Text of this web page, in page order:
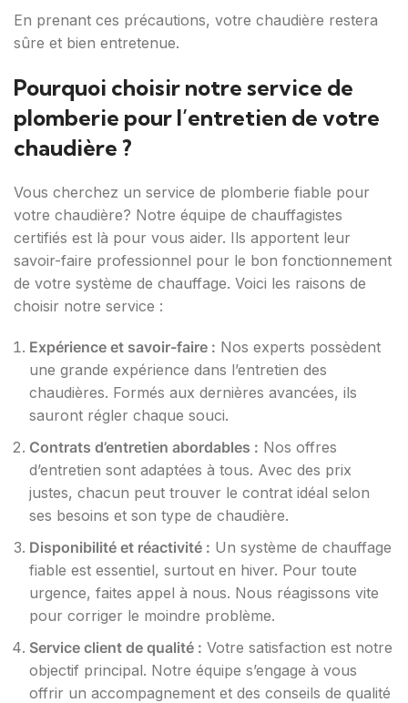
En prenant ces précautions, votre chaudière restera
sûre et bien entretenue.
Pourquoi choisir notre service de
plomberie pour l’entretien de votre
chaudière ?
Vous cherchez un service de plomberie fiable pour
votre chaudière? Notre équipe de chauffagistes
certifiés est là pour vous aider. Ils apportent leur
savoir-faire professionnel pour le bon fonctionnement
de votre système de chauffage. Voici les raisons de
choisir notre service :
Expérience et savoir-faire : Nos experts possèdent
une grande expérience dans l’entretien des
chaudières. Formés aux dernières avancées, ils
sauront régler chaque souci.
Contrats d’entretien abordables : Nos offres
d’entretien sont adaptées à tous. Avec des prix
justes, chacun peut trouver le contrat idéal selon
ses besoins et son type de chaudière.
Disponibilité et réactivité : Un système de chauffage
fiable est essentiel, surtout en hiver. Pour toute
urgence, faites appel à nous. Nous réagissons vite
pour corriger le moindre problème.
Service client de qualité : Votre satisfaction est notre
objectif principal. Notre équipe s’engage à vous
offrir un accompagnement et des conseils de qualité